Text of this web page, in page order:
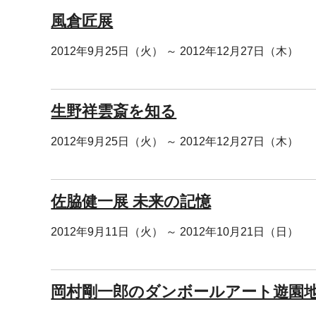
風倉匠展
2012年9月25日（火） ～ 2012年12月27日（木）
生野祥雲斎を知る
2012年9月25日（火） ～ 2012年12月27日（木）
佐脇健一展 未来の記憶
2012年9月11日（火） ～ 2012年10月21日（日）
岡村剛一郎のダンボールアート遊園